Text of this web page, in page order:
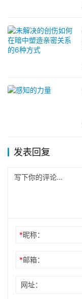
发表回复
*昵称：
*邮箱：
网址：